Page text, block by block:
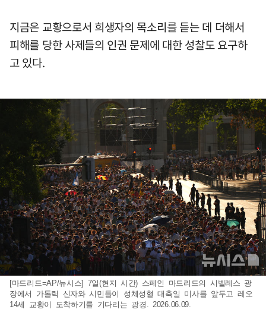
지금은 교황으로서 희생자의 목소리를 듣는 데 더해서
피해를 당한 사제들의 인권 문제에 대한 성찰도 요구하
고 있다.
[마드리드=AP/뉴시스] 7일(현지 시간) 스페인 마드리드의 시벨레스 광
장에서 가톨릭 신자와 시민들이 성체성혈 대축일 미사를 앞두고 레오
14세 교황이 도착하기를 기다리는 광경. 2026.06.09.